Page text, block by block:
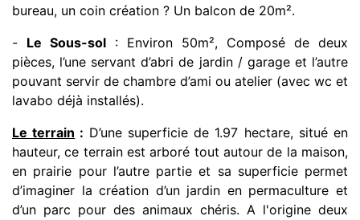
bureau, un coin création ? Un balcon de 20m².
- Le Sous-sol : Environ 50m², Composé de deux
pièces, l’une servant d’abri de jardin / garage et l’autre
pouvant servir de chambre d’ami ou atelier (avec wc et
lavabo déjà installés).
Le terrain : D’une superficie de 1.97 hectare, situé en
hauteur, ce terrain est arboré tout autour de la maison,
en prairie pour l’autre partie et sa superficie permet
d’imaginer la création d’un jardin en permaculture et
d’un parc pour des animaux chéris. A l'origine deux